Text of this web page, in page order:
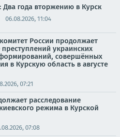
Два года вторжению в Курск
06.08.2026, 11:04
России продолжает
преступлений украинских
совершённых
в Курскую область в августе
07:21
расследование
режима в Курской
07:08